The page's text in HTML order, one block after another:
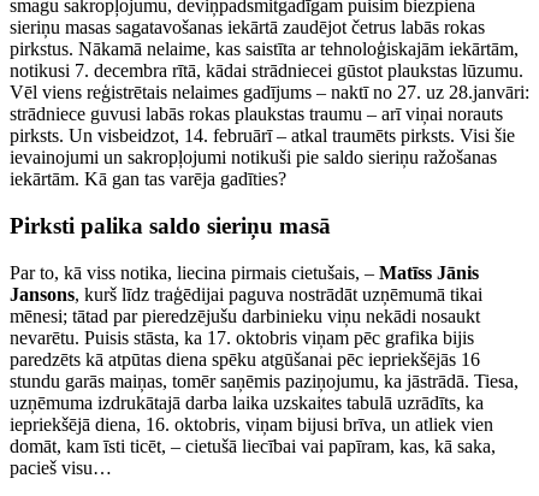
smagu sakropļojumu, deviņpadsmitgadīgam puisim biezpiena
sieriņu masas sagatavošanas iekārtā zaudējot četrus labās rokas
pirkstus. Nākamā nelaime, kas saistīta ar tehnoloģiskajām iekārtām,
notikusi 7. decembra rītā, kādai strādniecei gūstot plaukstas lūzumu.
Vēl viens reģistrētais nelaimes gadījums – naktī no 27. uz 28.janvāri:
strādniece guvusi labās rokas plaukstas traumu – arī viņai norauts
pirksts. Un visbeidzot, 14. februārī – atkal traumēts pirksts. Visi šie
ievainojumi un sakropļojumi notikuši pie saldo sieriņu ražošanas
iekārtām. Kā gan tas varēja gadīties?
Pirksti palika saldo sieriņu masā
Par to, kā viss notika, liecina pirmais cietušais, – Matīss Jānis
Jansons, kurš līdz traģēdijai paguva nostrādāt uzņēmumā tikai
mēnesi; tātad par pieredzējušu darbinieku viņu nekādi nosaukt
nevarētu. Puisis stāsta, ka 17. oktobris viņam pēc grafika bijis
paredzēts kā atpūtas diena spēku atgūšanai pēc iepriekšējās 16
stundu garās maiņas, tomēr saņēmis paziņojumu, ka jāstrādā. Tiesa,
uzņēmuma izdrukātajā darba laika uzskaites tabulā uzrādīts, ka
iepriekšējā diena, 16. oktobris, viņam bijusi brīva, un atliek vien
domāt, kam īsti ticēt, – cietušā liecībai vai papīram, kas, kā saka,
pacieš visu…